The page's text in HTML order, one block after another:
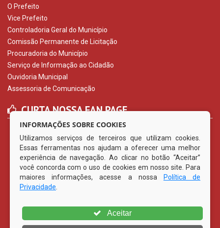
O Prefeito
Vice Prefeito
Controladoria Geral do Município
Comissão Permanente de Licitação
Procuradoria do Município
Serviço de Informação ao Cidadão
Ouvidoria Municipal
Assessoria de Comunicação
CURTA NOSSA FAN PAGE
INFORMAÇÕES SOBRE COOKIES
Utilizamos serviços de terceiros que utilizam cookies.
Essas ferramentas nos ajudam a oferecer uma melhor
experiência de navegação. Ao clicar no botão “Aceitar”
você concorda com o uso de cookies em nosso site. Para
maiores informações, acesse a nossa
Política de
Privacidade
Aceitar